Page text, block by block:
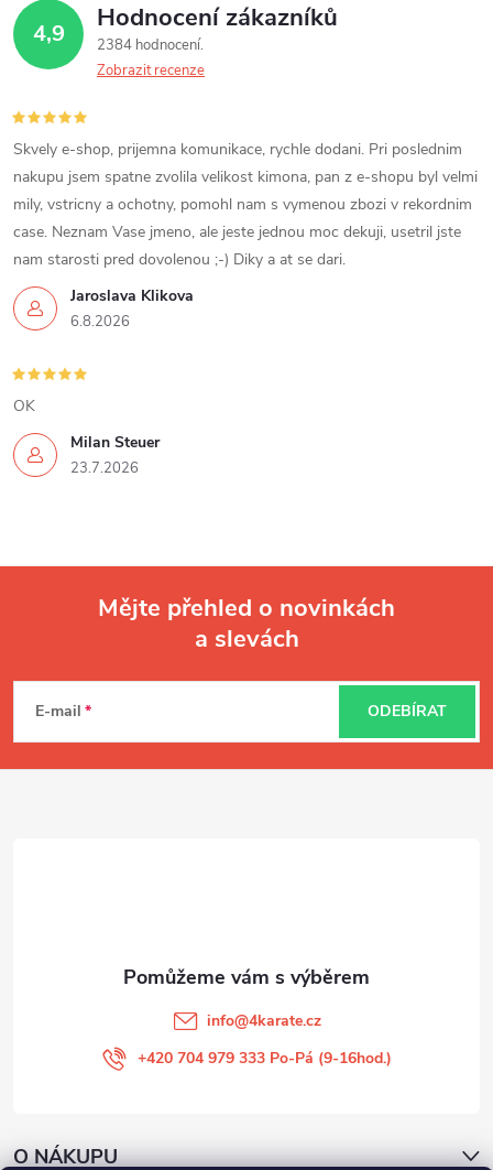
d
a
c
í
p
r
v
k
y
v
ý
i
4,9 Hodnocení zákazníků
2384 hodnocení
Zobrazit recenze
Jaroslava Klikova
6.8.2026
Skvely e-shop, prijemna komunikace, rychle dodani. Pri poslednim
nakupu jsem spatne zvolila velikost kimona, pan z e-shopu byl velmi
mily, vstricny a ochotny, pomohl nam s vymenou zbozi v rekordnim
case. Neznam Vase jmeno, ale jeste jednou moc dekuji, usetril jste
nam starosti pred dovolenou ;-) Diky a at se dari.
Milan Steuer
23.7.2026
OK
p
Mějte přehled o novinkách
a slevách
E-mail ODEBÍRAT
info@4karate.cz
+420 704 979 333 Po-Pá (9-16hod.)
O NÁKUPU